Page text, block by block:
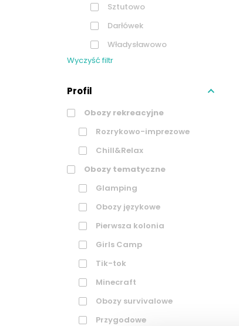
Sztutowo
Darłówek
Władysławowo
Wyczyść filtr
Profil
Obozy rekreacyjne
Rozrykowo-imprezowe
Chill&Relax
Obozy tematyczne
Glamping
Obozy językowe
Pierwsza kolonia
Girls Camp
Tik-tok
Minecraft
Obozy survivalowe
Przygodowe